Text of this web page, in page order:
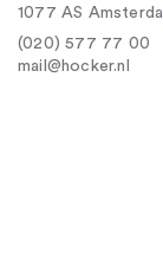
1077 AS
(020) 577 77 00
mail@hocker.nl